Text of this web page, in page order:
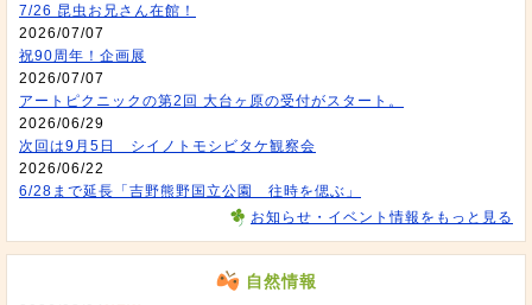
7/26 昆虫お兄さん在館！
2026/07/07
祝90周年！企画展
2026/07/07
アートピクニックの第2回 大台ヶ原の受付がスタート。
2026/06/29
次回は9月5日 シイノトモシビタケ観察会
2026/06/22
6/28まで延長「吉野熊野国立公園 往時を偲ぶ」
お知らせ・イベント情報をもっと見る
自然情報